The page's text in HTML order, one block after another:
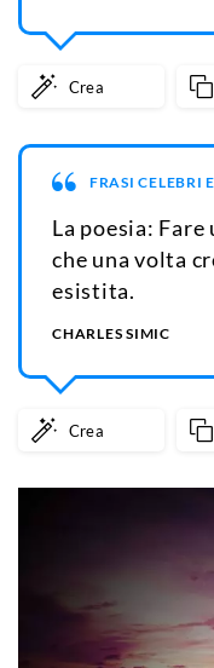
Crea
FRASI CELEBRI
La poesia: Fare
che una volta
esistita.
CHARLES SIMIC
Crea